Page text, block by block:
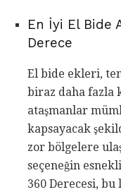
En İyi El Bide
Derece
El bide ekleri,
biraz daha fazla
ataşmanlar
kapsayacak
zor bölgelere
seçeneğin
360 Derecesi,